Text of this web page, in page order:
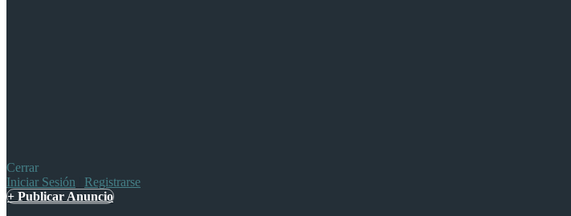
Cerrar
Iniciar Sesión
Registrarse
+ Publicar Anuncio